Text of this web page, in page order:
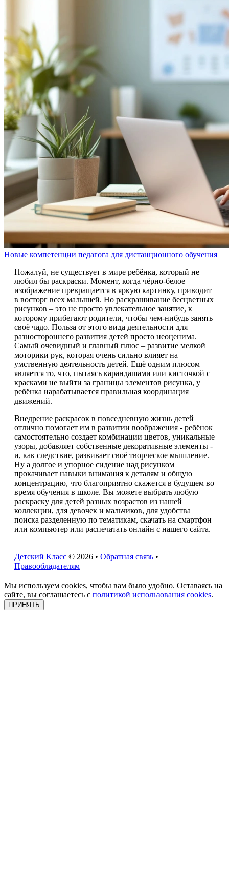
Новые компетенции педагога для дистанционного обучения
Пожалуй, не существует в мире ребёнка, который не
любил бы раскраски. Момент, когда чёрно-белое
изображение превращается в яркую картинку, приводит
в восторг всех малышей. Но раскрашивание бесцветных
рисунков – это не просто увлекательное занятие, к
которому прибегают родители, чтобы чем-нибудь занять
своё чадо. Польза от этого вида деятельности для
разностороннего развития детей просто неоценима.
Самый очевидный и главный плюс – развитие мелкой
моторики рук, которая очень сильно влияет на
умственную деятельность детей. Ещё одним плюсом
является то, что, пытаясь карандашами или кисточкой с
красками не выйти за границы элементов рисунка, у
ребёнка нарабатывается правильная координация
движений.
Внедрение раскрасок в повседневную жизнь детей
отлично помогает им в развитии воображения - ребёнок
самостоятельно создает комбинации цветов, уникальные
узоры, добавляет собственные декоративные элементы -
и, как следствие, развивает своё творческое мышление.
Ну а долгое и упорное сидение над рисунком
прокачивает навыки внимания к деталям и общую
концентрацию, что благоприятно скажется в будущем во
время обучения в школе. Вы можете выбрать любую
раскраску для детей разных возрастов из нашей
коллекции, для девочек и мальчиков, для удобства
поиска разделенную по тематикам, скачать на смартфон
или компьютер или распечатать онлайн с нашего сайта.
Детский Класс © 2026 • Обратная связь •
Правообладателям
Мы используем cookies, чтобы вам было удобно. Оставаясь на
сайте, вы соглашаетесь с политикой использования cookies.
ПРИНЯТЬ